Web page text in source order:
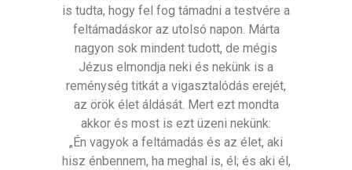
is tudta, hogy fel fog támadni a testvére a
feltámadáskor az utolsó napon. Márta
nagyon sok mindent tudott, de mégis
Jézus elmondja neki és nekünk is a
reménység titkát a vigasztalódás erejét,
az örök élet áldását. Mert ezt mondta
akkor és most is ezt üzeni nekünk:
„Én vagyok a feltámadás és az élet, aki
hisz énbennem, ha meghal is, él; és aki él,